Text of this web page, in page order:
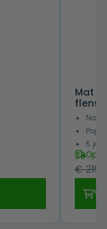
Mat
flens
5
Op
€